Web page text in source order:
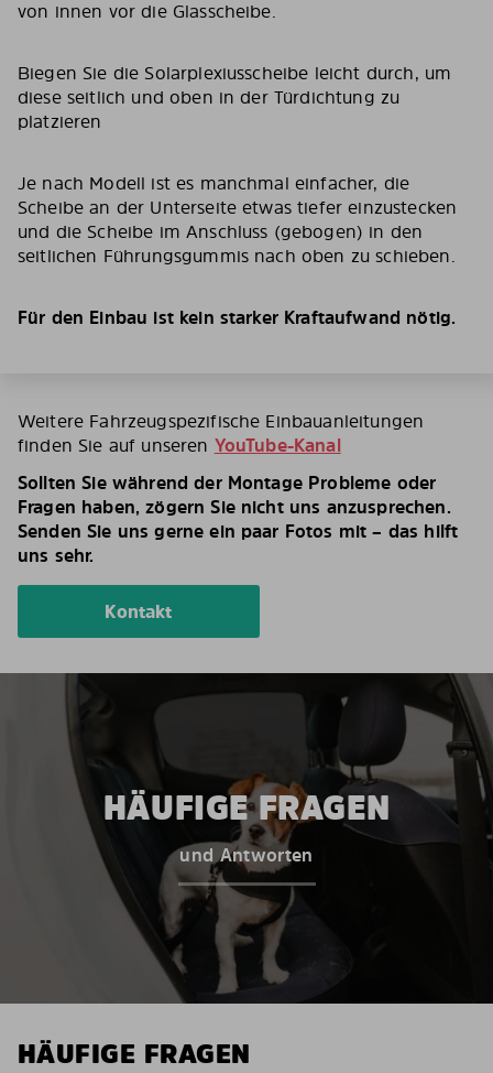
von innen vor die Glasscheibe.
Biegen Sie die Solarplexiusscheibe leicht durch, um
diese seitlich und oben in der Türdichtung zu
platzieren
Je nach Modell ist es manchmal einfacher, die
Scheibe an der Unterseite etwas tiefer einzustecken
und die Scheibe im Anschluss (gebogen) in den
seitlichen Führungsgummis nach oben zu schieben.
Für den Einbau ist kein starker Kraftaufwand nötig.
Weitere Fahrzeugspezifische Einbauanleitungen
finden Sie auf unseren YouTube-Kanal
Sollten Sie während der Montage Probleme oder
Fragen haben, zögern Sie nicht uns anzusprechen.
Senden Sie uns gerne ein paar Fotos mit – das hilft
uns sehr.
Kontakt
HÄUFIGE FRAGEN
und Antworten
HÄUFIGE FRAGEN